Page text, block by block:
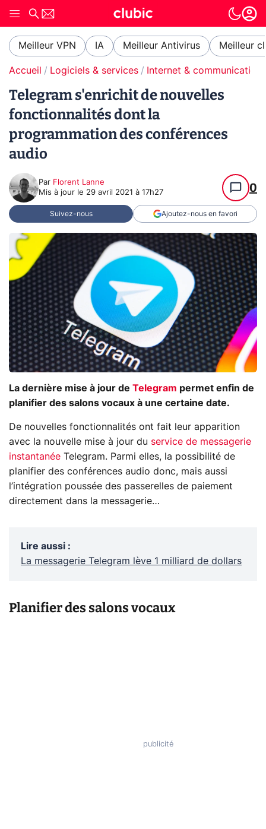
Meilleur VPN IA Meilleur Antivirus Meilleur
Accueil Logiciels & services Internet & communication
Telegram s'enrichit de nouvelles
fonctionnalités dont la
programmation des conférences
audio
Par Florent Lanne
Mis à jour le 29 avril 2021 à 17h27 0
Suivez-nous Ajoutez-nous en favori
La dernière mise à jour de Telegram permet enfin de
planifier des salons vocaux à une certaine date.
De nouvelles fonctionnalités ont fait leur apparition
avec la nouvelle mise à jour du service de messagerie
instantanée Telegram. Parmi elles, la possibilité de
planifier des conférences audio donc, mais aussi
l’intégration poussée des passerelles de paiement
directement dans la messagerie…
Lire aussi :
La messagerie Telegram lève 1 milliard de dollars
Planifier des salons vocaux